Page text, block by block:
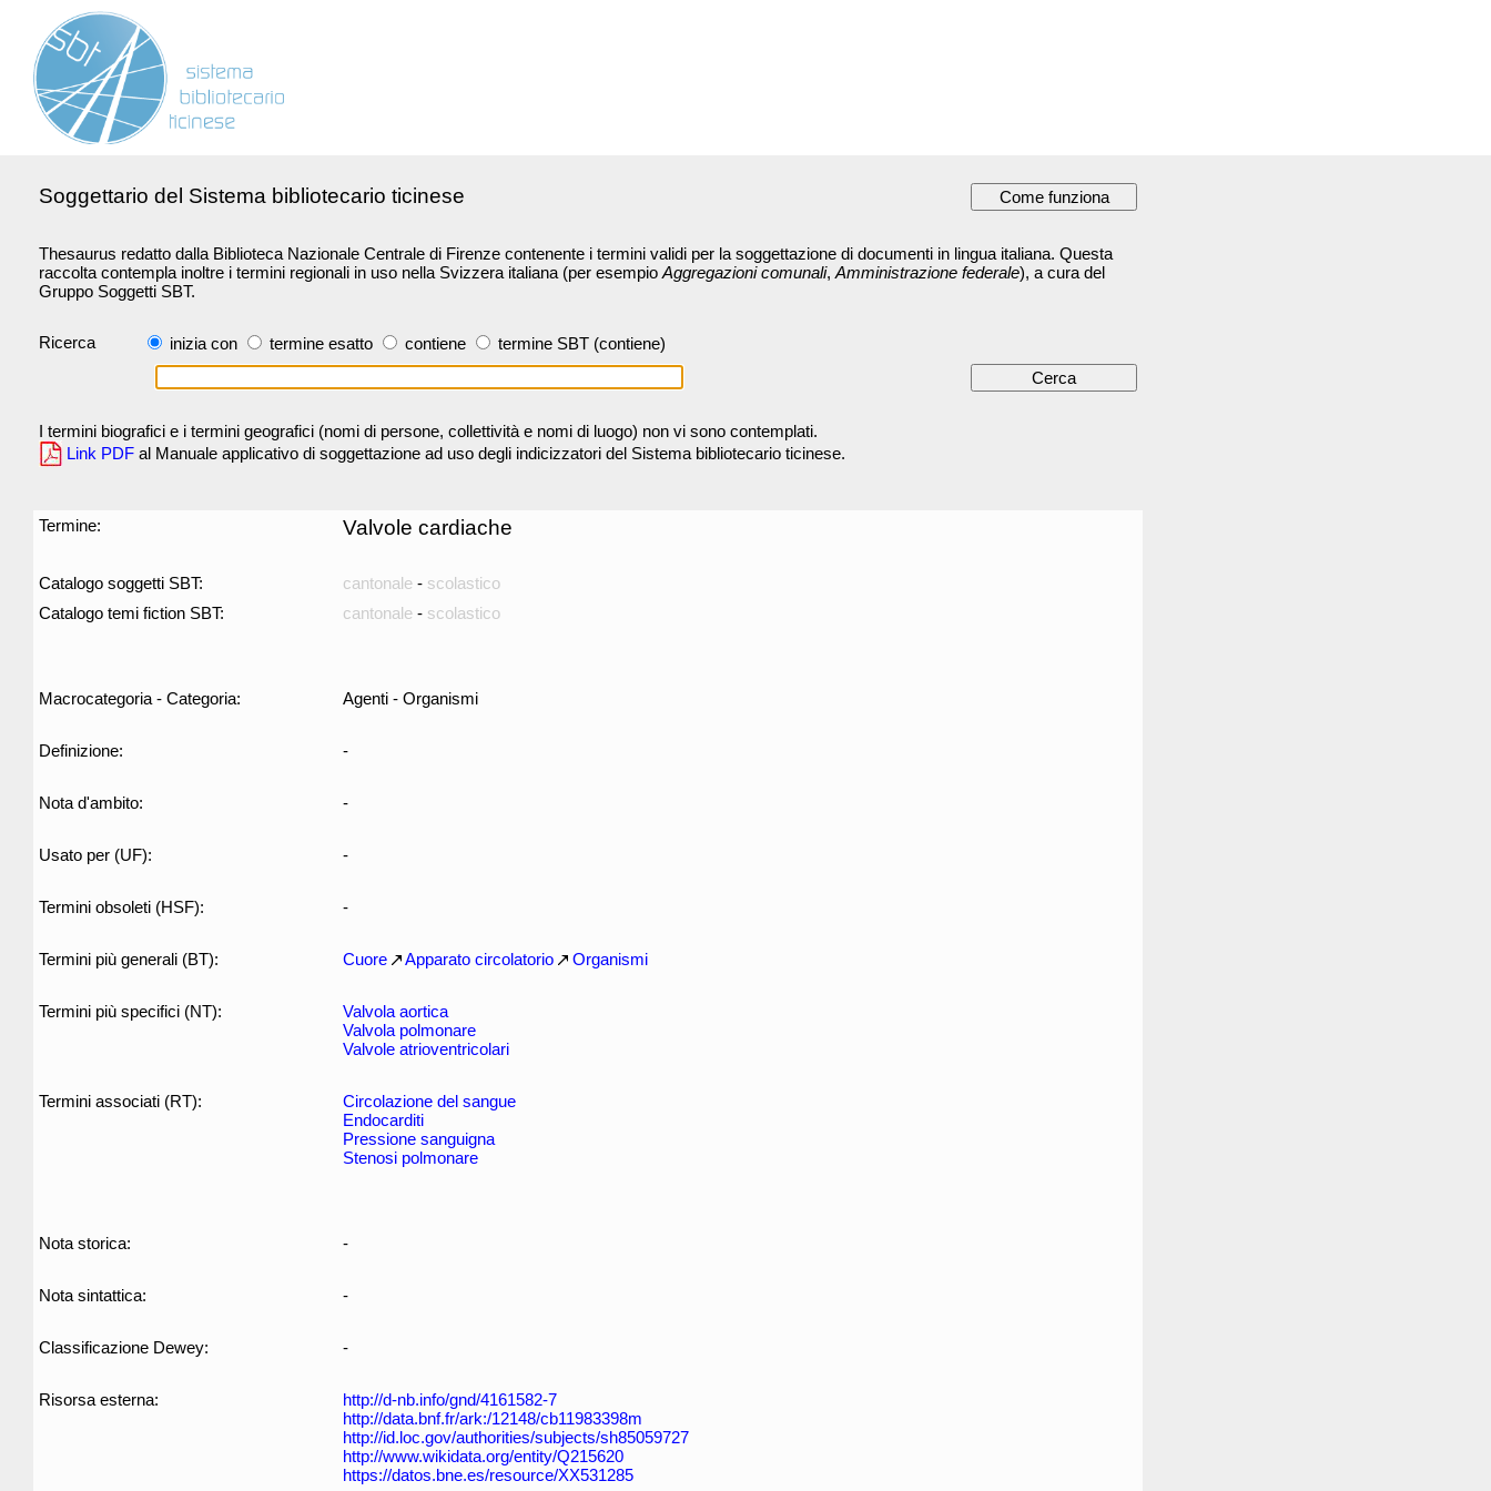
Soggettario del Sistema bibliotecario ticinese
Thesaurus redatto dalla Biblioteca Nazionale Centrale di Firenze contenente i termini validi per la soggettazione di documenti in lingua italiana. Questa
raccolta contempla inoltre i termini regionali in uso nella Svizzera italiana (per esempio Aggregazioni comunali, Amministrazione federale), a cura del
Gruppo Soggetti SBT.
Ricerca inizia con termine esatto contiene termine SBT (contiene)
I termini biografici e i termini geografici (nomi di persone, collettività e nomi di luogo) non vi sono contemplati.
Link PDF al Manuale applicativo di soggettazione ad uso degli indicizzatori del Sistema bibliotecario ticinese.
Termine: Valvole cardiache
Catalogo soggetti SBT: cantonale - scolastico
Catalogo temi fiction SBT:
cantonale - scolastico
Macrocategoria - Categoria: Agenti - Organismi
Definizione: -
Nota d'ambito: -
Usato per (UF): -
Termini obsoleti (HSF): -
Termini più generali (BT): Cuore Apparato circolatorio Organismi
Termini più specifici (NT):
Valvola aortica
Valvola polmonare
Valvole atrioventricolari
Termini associati (RT):
Circolazione del sangue
Endocarditi
Pressione sanguigna
Stenosi polmonare
Nota storica: -
Nota sintattica: -
Classificazione Dewey: -
Risorsa esterna:
http://d-nb.info/gnd/4161582-7
http://data.bnf.fr/ark:/12148/cb11983398m
http://id.loc.gov/authorities/subjects/sh85059727
http://www.wikidata.org/entity/Q215620
https://datos.bne.es/resource/XX531285